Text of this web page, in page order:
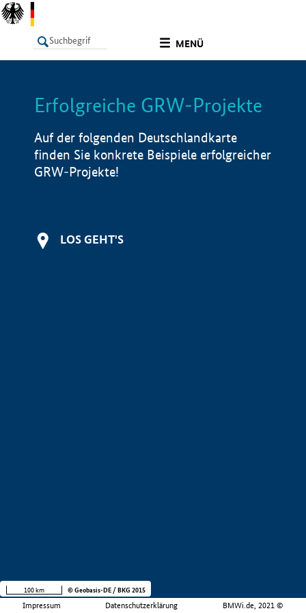
MENÜ
LISTE Info
Erfolgreiche GRW-Projekte
Auf der folgenden Deutschlandkarte
finden Sie konkrete Beispiele erfolgreicher
GRW-Projekte!
LOS GEHT'S
Impressum Datenschutzerklärung BMWi.de, 2021 ©
100 km © Geobasis-DE / BKG 2015